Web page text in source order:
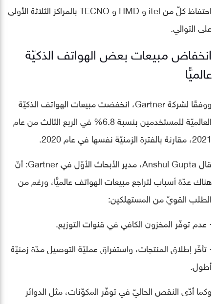
احتفاظ كلّ من itel و HMD و TECNO بالمراكز الثلاثة الأولى
على التوالي.
انخفاض مبيعات بعض الهواتف الذكيّة
عالميًّا
ووفقًا لشركة Gartner، انخفضت مبيعات الهواتف الذكيّة
العالميّة للمستخدمين بنسبة 6.8% في الربع الثالث من عام
2021، مقارنة بالفترة الزمنيّة نفسها في عام 2020.
قال Anshul Gupta، مدير الأبحاث الأوّل في Gartner: أنّ
هناك عدّة أسباب لتراجع مبيعات الهواتف عالميًّا، ورغم من
الطلب القويّ من المستهلكين:
· عدم توفّر المخزون الكافي في قنوات التوزيع.
· تأخّر إطلاق المنتجات، واستغراق عمليّة التوصيل مدّة زمنيّة
أطول.
وكما أدّى النقص الحاليّ في توفّر المكوّنات، مثل الدوائر